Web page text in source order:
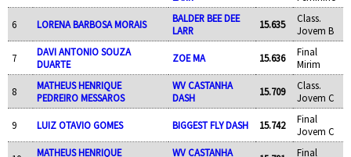
6 LORENA BARBOSA MORAIS
BALDER BEE DEE
LARR
15.635
Class.
Jovem B
7
DAVI ANTONIO SOUZA
DUARTE
ZOE MA 15.636
Final
Mirim
8
MATHEUS HENRIQUE
PEDREIRO MESSAROS
WV CASTANHA
DASH
15.709
Class.
Jovem C
9 LUIZ OTAVIO GOMES BIGGEST FLY DASH 15.742
Final
Jovem C
MATHEUS HENRIQUE
WV CASTANHA
Final